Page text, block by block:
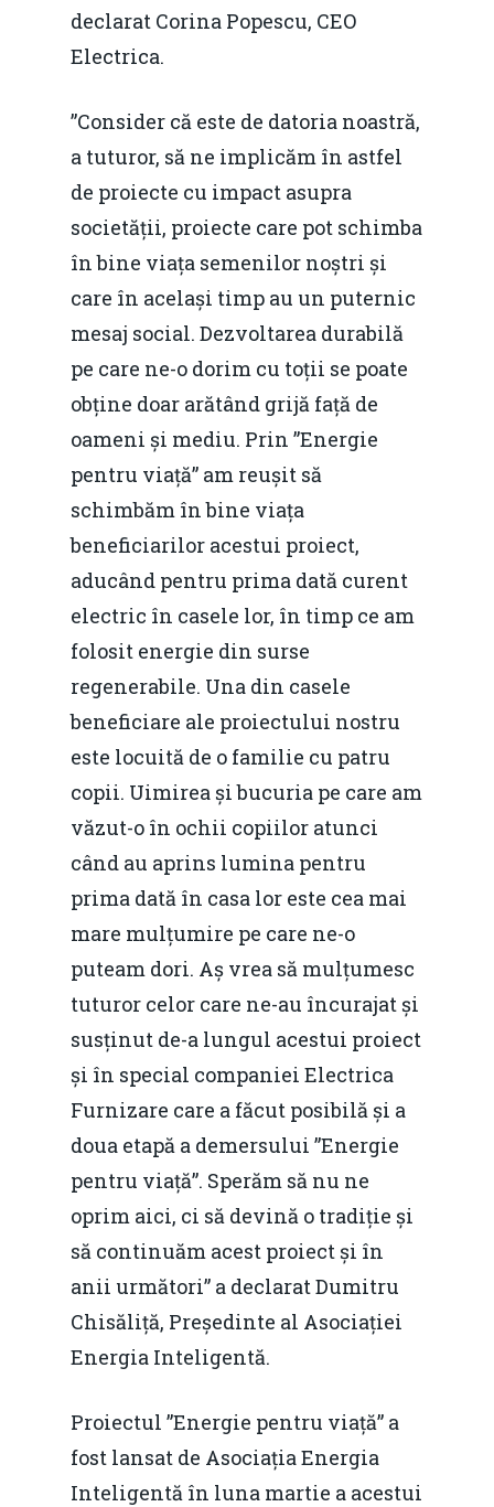
declarat Corina Popescu, CEO
Electrica.
”Consider că este de datoria noastră,
a tuturor, să ne implicăm în astfel
de proiecte cu impact asupra
societății, proiecte care pot schimba
în bine viața semenilor noștri și
care în același timp au un puternic
mesaj social. Dezvoltarea durabilă
pe care ne-o dorim cu toții se poate
obține doar arătând grijă față de
oameni și mediu. Prin ”Energie
pentru viață” am reușit să
schimbăm în bine viața
beneficiarilor acestui proiect,
aducând pentru prima dată curent
electric în casele lor, în timp ce am
folosit energie din surse
regenerabile. Una din casele
beneficiare ale proiectului nostru
este locuită de o familie cu patru
copii. Uimirea și bucuria pe care am
văzut-o în ochii copiilor atunci
când au aprins lumina pentru
prima dată în casa lor este cea mai
mare mulțumire pe care ne-o
puteam dori. Aș vrea să mulțumesc
tuturor celor care ne-au încurajat și
susținut de-a lungul acestui proiect
și în special companiei Electrica
Furnizare care a făcut posibilă și a
doua etapă a demersului ”Energie
pentru viață”. Sperăm să nu ne
oprim aici, ci să devină o tradiție și
să continuăm acest proiect și în
anii următori” a declarat Dumitru
Chisăliță, Președinte al Asociației
Energia Inteligentă.
Proiectul ”Energie pentru viață” a
fost lansat de Asociația Energia
Inteligentă în luna martie a acestui